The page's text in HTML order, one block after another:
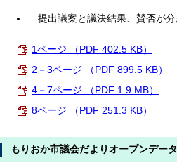
提出議案と議決結果、賛否が
1ページ （PDF 402.5 KB）
2－3ページ （PDF 899.5 KB）
4－7ページ （PDF 1.9 MB）
8ページ （PDF 251.3 KB）
もりおか市議会だよりオープンデータ